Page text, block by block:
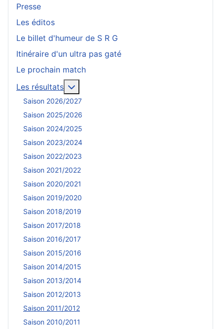
Presse
Les éditos
Le billet d'humeur de S R G
Itinéraire d'un ultra pas gaté
Le prochain match
Les résultats
Saison 2026/2027
Saison 2025/2026
Saison 2024/2025
Saison 2023/2024
Saison 2022/2023
Saison 2021/2022
Saison 2020/2021
Saison 2019/2020
Saison 2018/2019
Saison 2017/2018
Saison 2016/2017
Saison 2015/2016
Saison 2014/2015
Saison 2013/2014
Saison 2012/2013
Saison 2011/2012
Saison 2010/2011